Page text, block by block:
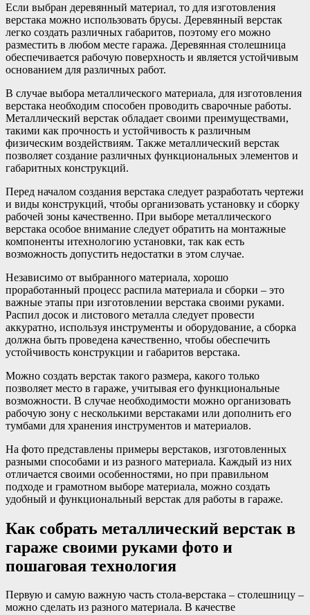
Если выбран деревянный материал, то для изготовления
верстака можно использовать брусы. Деревянный верстак
легко создать различных габаритов, поэтому его можно
разместить в любом месте гаража. Деревянная столешница
обеспечивается рабочую поверхность и является устойчивым
основанием для различных работ.
В случае выбора металлического материала, для изготовления
верстака необходим способен проводить сварочные работы.
Металлический верстак обладает своими преимуществами,
такими как прочность и устойчивость к различным
физическим воздействиям. Также металлический верстак
позволяет создание различных функциональных элементов и
габаритных конструкций.
Перед началом создания верстака следует разработать чертежи
и виды конструкций, чтобы организовать установку и сборку
рабочей зоны качественно. При выборе металлического
верстака особое внимание следует обратить на монтажные
компоненты итехнологию установки, так как есть
возможность допустить недостатки в этом случае.
Независимо от выбранного материала, хорошо
проработанный процесс распила материала и сборки – это
важные этапы при изготовлении верстака своими руками.
Распил досок и листового металла следует провести
аккуратно, используя инструменты и оборудование, а сборка
должна быть проведена качественно, чтобы обеспечить
устойчивость конструкции и габаритов верстака.
Можно создать верстак такого размера, какого только
позволяет место в гараже, учитывая его функциональные
возможности. В случае необходимости можно организовать
рабочую зону с несколькими верстаками или дополнить его
тумбами для хранения инструментов и материалов.
На фото представлены примеры верстаков, изготовленных
разными способами и из разного материала. Каждый из них
отличается своими особенностями, но при правильном
подходе и грамотном выборе материала, можно создать
удобный и функциональный верстак для работы в гараже.
Как собрать металлический верстак в
гараже своими руками фото и
пошаговая технология
Первую и самую важную часть стола-верстака – столешницу –
можно сделать из разного материала. В качестве